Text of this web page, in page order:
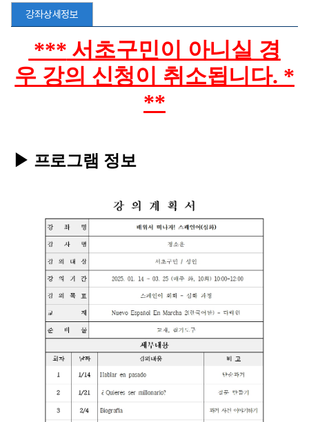
강좌상세정보
*** 서초구민이 아니실 경
우 강의 신청이 취소됩니다. *
**
▶ 프로그램 정보